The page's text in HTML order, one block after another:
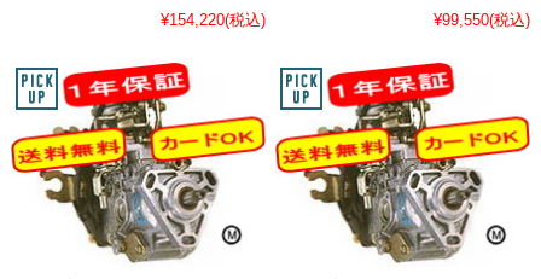
¥154,220(税込)
¥99,550(税込)